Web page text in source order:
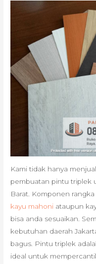
Kami tidak hanya
pembuatan pintu triplek
Barat. Komponen
kayu mahoni ataupun
bisa anda sesuaikan.
kebutuhan daerah
bagus. Pintu triplek
ideal untuk